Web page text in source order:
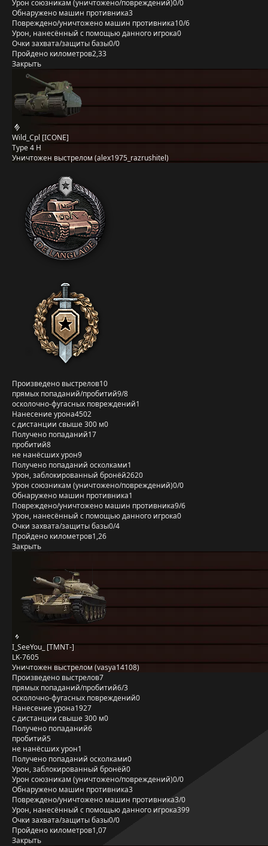
Урон союзникам (уничтожено/повреждений)0/0
Обнаружено машин противника3
Повреждено/уничтожено машин противника10/6
Урон, нанесённый с помощью данного игрока0
Очки захвата/защиты базы0/0
Пройдено километров2,33
Закрыть
Wild_Cpl [ICONE]
Type 4 H
Уничтожен выстрелом (alex1975_razrushitel)
Произведено выстрелов10
прямых попаданий/пробитий9/8
осколочно-фугасных повреждений1
Нанесение урона4502
с дистанции свыше 300 м0
Получено попаданий17
пробитий8
не нанёсших урон9
Получено попаданий осколками1
Урон, заблокированный бронёй2620
Урон союзникам (уничтожено/повреждений)0/0
Обнаружено машин противника1
Повреждено/уничтожено машин противника9/6
Урон, нанесённый с помощью данного игрока0
Очки захвата/защиты базы0/4
Пройдено километров1,26
Закрыть
I_SeeYou_ [TMNT-]
LK-7605
Уничтожен выстрелом (vasya14108)
Произведено выстрелов7
прямых попаданий/пробитий6/3
осколочно-фугасных повреждений0
Нанесение урона1927
с дистанции свыше 300 м0
Получено попаданий6
пробитий5
не нанёсших урон1
Получено попаданий осколками0
Урон, заблокированный бронёй0
Урон союзникам (уничтожено/повреждений)0/0
Обнаружено машин противника3
Повреждено/уничтожено машин противника3/0
Урон, нанесённый с помощью данного игрока399
Очки захвата/защиты базы0/0
Пройдено километров1,07
Закрыть